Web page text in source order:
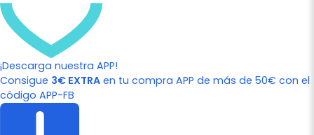
¡Descarga nuestra APP!
Consigue 3€ EXTRA en tu compra APP de más de 50€ con el
código APP-FB